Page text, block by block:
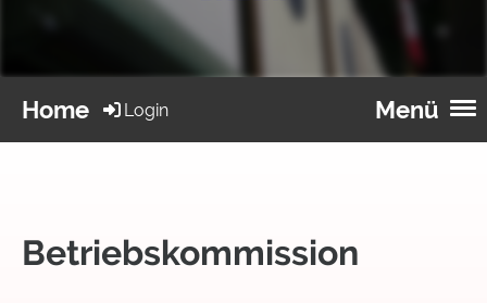
Menü
Login
Home
Betriebskommission